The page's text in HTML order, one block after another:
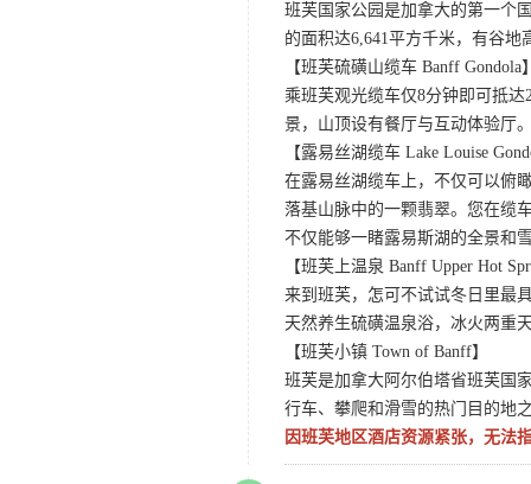
班芙国家公园是加拿大的第一个
的面积达6,641平方千米，有谷
【班芙硫磺山缆车 Banff Gondola
乘班芙观光缆车仅8分钟即可抵
景，山顶设有餐厅与互动体验厅
【露易丝湖缆车 Lake Louise
在露易丝湖缆车上，不仅可以俯
落基山脉中的一颗翡翠。您在缆
不仅能够一睹露易斯湖的全景和
【班芙上温泉 Banff Upper Hot
来到班芙，怎可不试试冬日里最
天然养生硫磺温泉浴，冰火两重
【班芙小镇 Town of Banff】
班芙是加拿大阿尔伯塔省班芙国
行车、攀爬和滑雪的热门目的地
因班芙地区酒店资源紧张，无法